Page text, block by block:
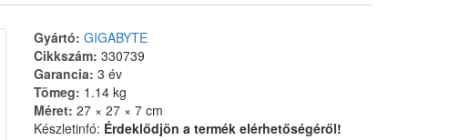
Gyártó: GIGABYTE
Cikkszám: 330739
Garancia: 3 év
Tömeg: 1.14 kg
Méret: 27 × 27 × 7 cm
Készletinfó: Érdeklődjön a termék elérhetőségéről!